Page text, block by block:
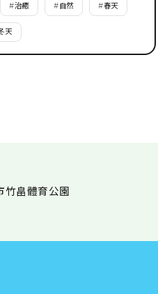
#治癒 #自然 #春天
天
竹畠體育公園